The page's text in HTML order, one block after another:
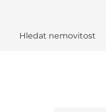
Hledat nemovitost